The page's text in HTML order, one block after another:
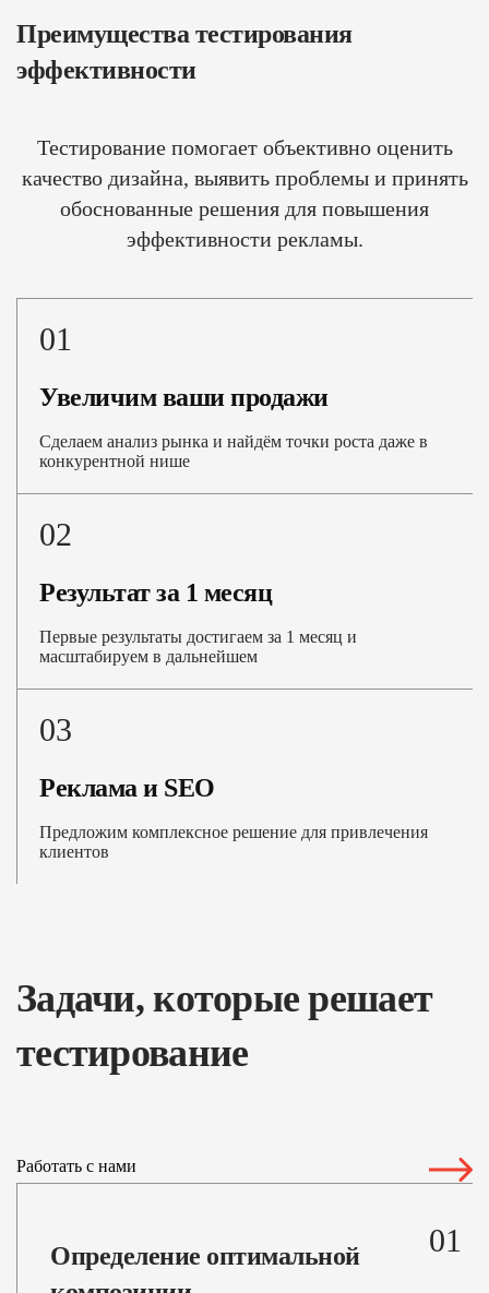
Преимущества тестирования
эффективности
Тестирование помогает объективно оценить
качество дизайна, выявить проблемы и принять
обоснованные решения для повышения
эффективности рекламы.
01
Увеличим ваши продажи
Сделаем анализ рынка и найдём точки роста даже в
конкурентной нише
02
Результат за 1 месяц
Первые результаты достигаем за 1 месяц и
масштабируем в дальнейшем
03
Реклама и SEO
Предложим комплексное решение для привлечения
клиентов
Задачи, которые решает
тестирование
Работать с нами
01
Определение оптимальной